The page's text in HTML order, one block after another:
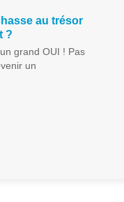
au trésor
?
grand OUI ! Pas
un